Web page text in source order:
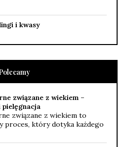
i kwasy
związane z wiekiem –
związane z wiekiem to
proces, który dotyka każdego